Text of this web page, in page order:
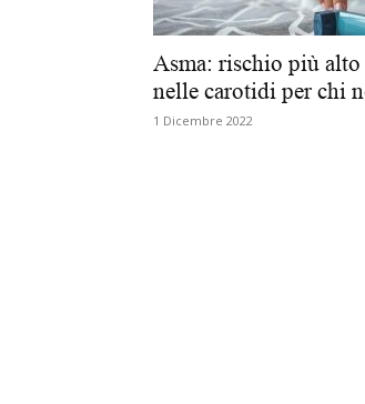
Asma: rischio più
nelle carotidi per chi
1 Dicembre 2022